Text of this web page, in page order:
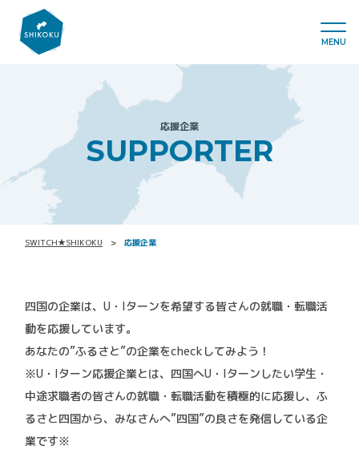
MENU
応援企業
SUPPORTER
SWITCH★SHIKOKU 応援企業
四国の企業は、U・Iターンを希望する皆さんの就職・転職活
動を応援しています。
あなたの”ふるさと”の企業をcheckしてみよう！
※U・Iターン応援企業とは、四国へU・Iターンしたい学生・
中途求職者の皆さんの就職・転職活動を積極的に応援し、ふ
るさと四国から、みなさんへ”四国”の良さを発信している企
業です※